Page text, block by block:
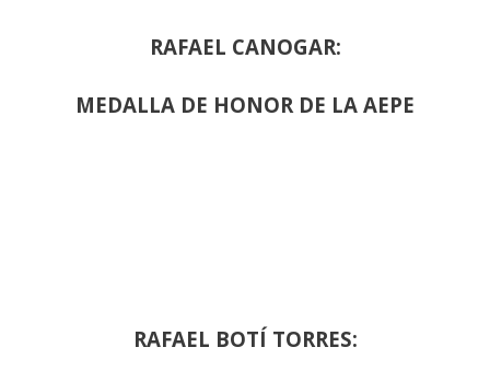
RAFAEL CANOGAR:
MEDALLA DE HONOR DE LA AEPE
RAFAEL BOTÍ TORRES: